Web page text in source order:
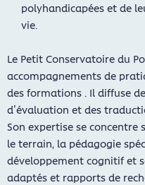
polyhandicapées et de
vie.
Le Petit Conservatoire du
accompagnements de
des formations . Il diffuse
d’évaluation et des
Son expertise se concentre
le terrain, la pédagogie
développement cognitif et
adaptés et rapports de